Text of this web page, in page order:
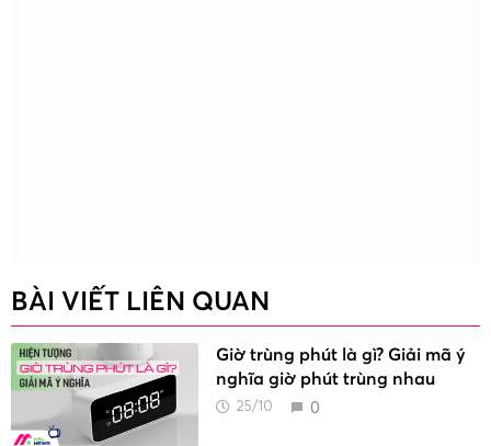
BÀI VIẾT LIÊN QUAN
Giờ trùng phút là gì? Giải mã ý
nghĩa giờ phút trùng nhau
25/10 0